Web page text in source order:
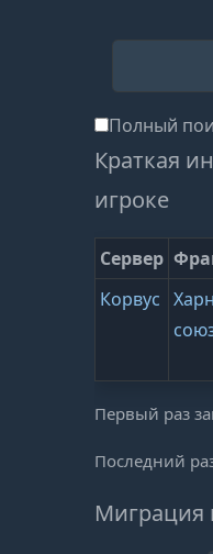
Полный
Краткая
игроке
Сервер
Корвус
Первый раз
Последний
Миграция